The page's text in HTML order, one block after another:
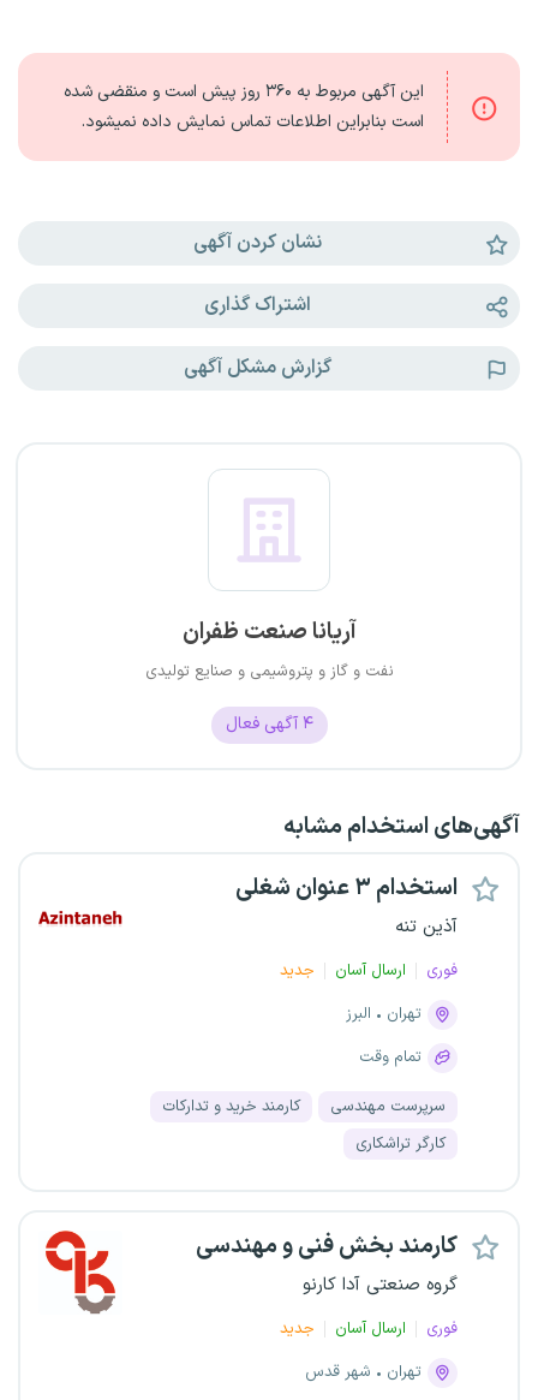
این آگهی مربوط به ۳۶۰ روز
پیش است و منقضی شده
است بنابراین اطلاعات تماس نمایش داده نمیشود.
نشان کردن آگهی
اشتراک گذاری
گزارش مشکل آگهی
آریانا صنعت ظفران
نفت و گاز و پتروشیمی و صنایع تولیدی
۴ آگهی فعال
آگهی‌های استخدام مشابه
استخدام ۳ عنوان شغلی
آذین تنه
فوری ارسال آسان
جدید
تهران
البرز
تمام وقت
سرپرست مهندسی
کارمند خرید و تدارکات
کارگر تراشکاری
کارمند بخش فنی و مهندسی
گروه صنعتی آدا کارنو
فوری ارسال آسان
جدید
تهران
شهر قدس